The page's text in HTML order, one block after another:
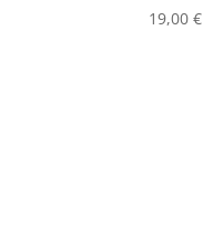
19,00€